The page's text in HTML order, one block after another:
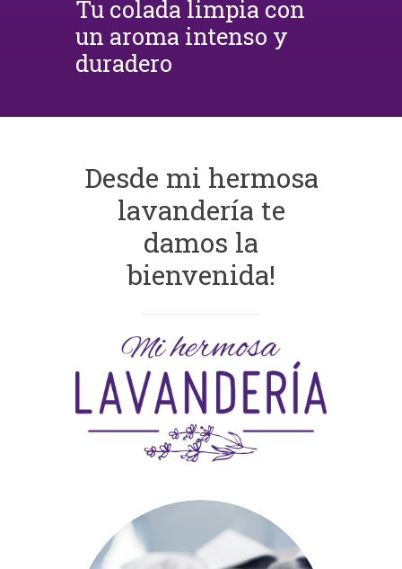
Tu colada limpia con
un aroma intenso y
duradero
Desde mi hermosa
lavandería te
damos la
bienvenida!